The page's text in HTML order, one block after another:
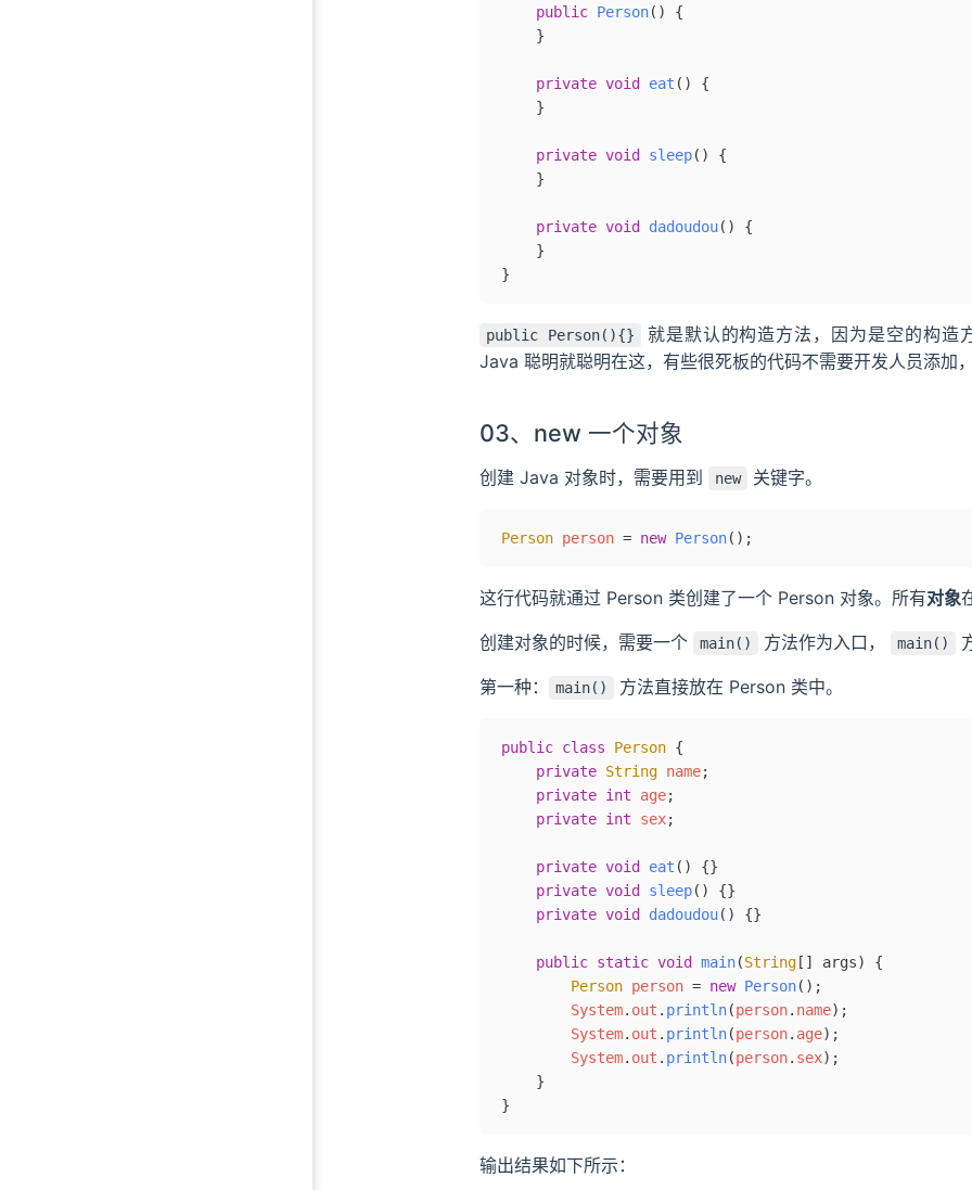
    public
Person()
{
    }
    private
void eat ()
{
    }
    private
void sleep()
{
    }
    private
void dadoudou()
{
    }
}
public Person(){}
就是默认的构造方法，因为是空的构造
Java 聪明就聪明在这，有些很死板的代码不需要开发人员添加
03、new 一个对象
创建 Java 对象时，需要用到 new 关键字。
Person person = new Person() ;
这行代码就通过 Person 类创建了一个 Person 对象。所有对象
创建对象的时候，需要一个 main() 方法作为入口， main()
第一种： main() 方法直接放在 Person 类中。
public class Person {
    private
String name;
    private
int age;
    private
int sex;
    private
void eat ()
{}
    private
void sleep()
{}
    private
void dadoudou() {}
    public
static void main(String [] args)
{
        Person
person = new Person();
        System
. out . println(person. name);
        System
. out . println(person. age);
        System
. out . println(person. sex);
    }
}
输出结果如下所示：